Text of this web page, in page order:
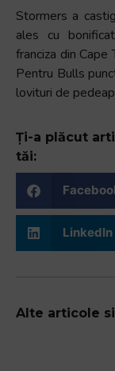
Stormers a
ales cu
franciza din
Pentru Bulls
lovituri de
Ți-a plăcut
tăi:
LinkedIn
Alte articole